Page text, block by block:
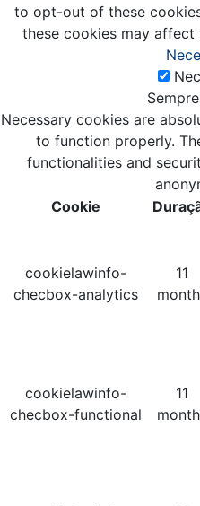
to opt-out of these
these cookies may
Necessary cookies are
to function properly.
functionalities and
Cookie
cookielawinfo-
checbox-analytics
11
cookielawinfo-
checbox-functional
11